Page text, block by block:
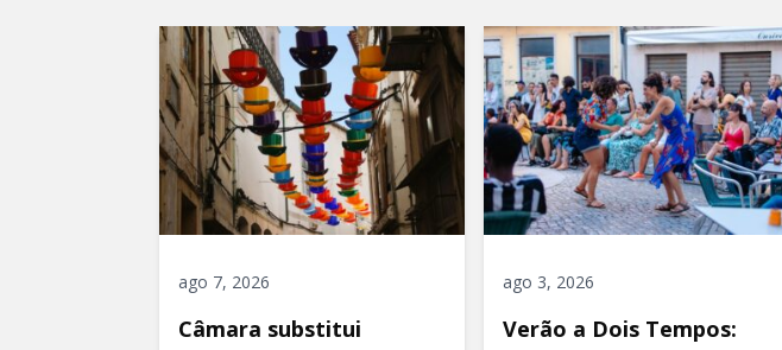
ago 7, 2026
Câmara substitui
ago 3, 2026
Verão a Dois Tempos: